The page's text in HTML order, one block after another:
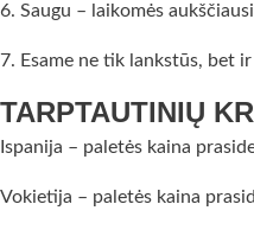
6. Saugu – laikomės
7. Esame ne tik lankstūs, bet
TARPTAUTINIŲ
Ispanija – paletės kaina
Vokietija – paletės kaina